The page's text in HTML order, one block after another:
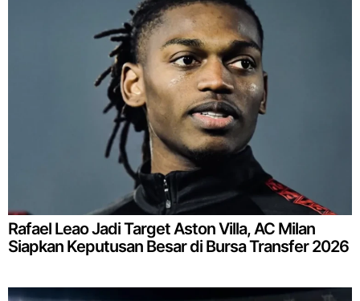
Rafael Leao Jadi Target Aston Villa, AC Milan
Siapkan Keputusan Besar di Bursa Transfer 2026